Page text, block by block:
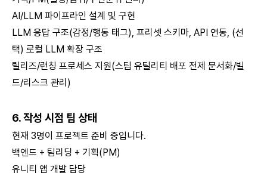
AI/LLM 파이프라인 설계 및 구현
LLM 응답 구조(감정/행동 태그), 프리셋 스키마, API 연동, (선
택) 로컬 LLM 확장 구조
릴리즈/런칭 프로세스 지원(스팀 유틸리티 배포 전제 문서화/빌
드/리스크 관리)
6. 작성 시점 팀 상태
현재 3명이 프로젝트 준비 중입니다.
백엔드 + 팀리딩 + 기획(PM)
유니티 앱 개발 담당